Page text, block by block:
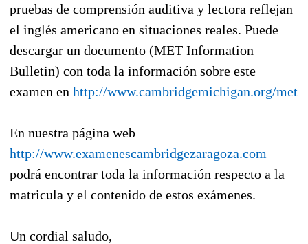
pruebas de comprensión auditiva y lectora reflejan
el inglés americano en situaciones reales. Puede
descargar un documento (MET Information
Bulletin) con toda la información sobre este
examen en http://www.cambridgemichigan.org/met
En nuestra página web
http://www.examenescambridgezaragoza.com
podrá encontrar toda la información respecto a la
matricula y el contenido de estos exámenes.
Un cordial saludo,